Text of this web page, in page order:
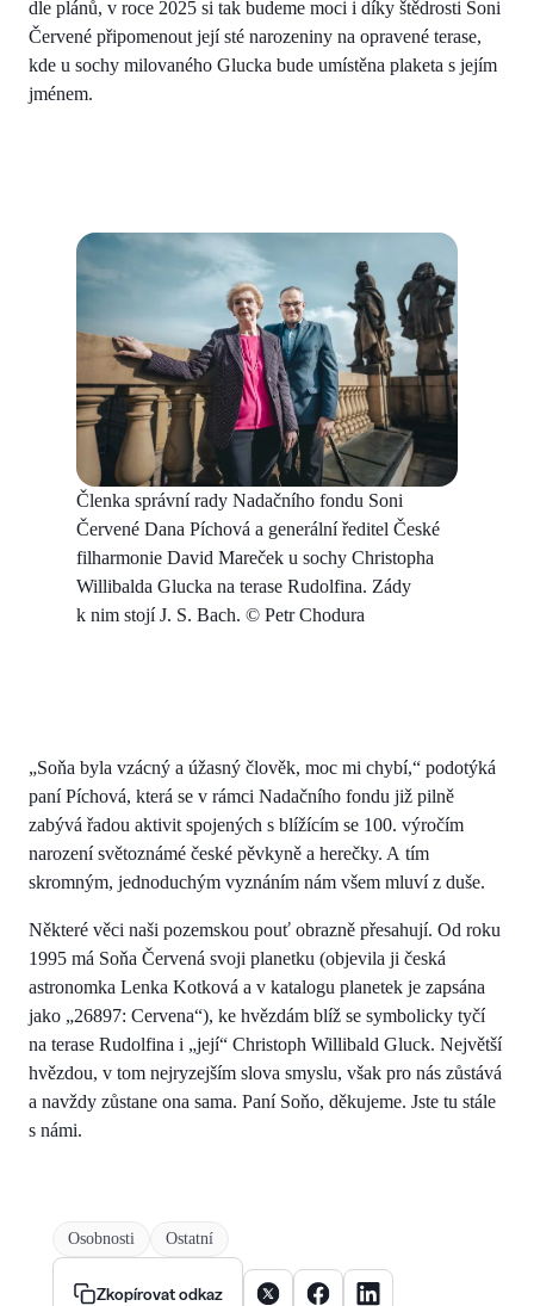
dle plánů, v roce 2025 si tak budeme moci i díky štědrosti Soni
Červené připomenout její sté narozeniny na opravené terase,
kde u sochy milovaného Glucka bude umístěna plaketa s jejím
jménem.
Členka správní rady Nadačního fondu Soni
Červené Dana Píchová a generální ředitel České
filharmonie David Mareček u sochy Christopha
Willibalda Glucka na terase Rudolfina. Zády
k nim stojí J. S. Bach. © Petr Chodura
„Soňa byla vzácný a úžasný člověk, moc mi chybí,“ podotýká
paní Píchová, která se v rámci Nadačního fondu již pilně
zabývá řadou aktivit spojených s blížícím se 100. výročím
narození světoznámé české pěvkyně a herečky. A tím
skromným, jednoduchým vyznáním nám všem mluví z duše.
Některé věci naši pozemskou pouť obrazně přesahují. Od roku
1995 má Soňa Červená svoji planetku (objevila ji česká
astronomka Lenka Kotková a v katalogu planetek je zapsána
jako „26897: Cervena“), ke hvězdám blíž se symbolicky tyčí
na terase Rudolfina i „její“ Christoph Willibald Gluck. Největší
hvězdou, v tom nejryzejším slova smyslu, však pro nás zůstává
a navždy zůstane ona sama. Paní Soňo, děkujeme. Jste tu stále
s námi.
Osobnosti Ostatní
Zkopírovat odkaz Sdílet článek na X
Sdílet článek na Facebooku
Sdílet článek na